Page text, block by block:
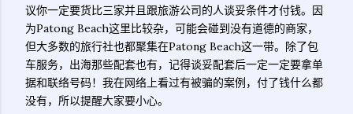
议你一定要货比三家并且跟旅游公司的人谈妥条件才付钱。因
为Patong Beach这里比较杂，可能会碰到没有道德的商家，
但大多数的旅行社也都聚集在Patong Beach这一带。除了包
车服务，出海那些配套也有，记得谈妥配套后一定一定要拿单
据和联络号码！我在网络上看过有被骗的案例，付了钱什么都
没有，所以提醒大家要小心。